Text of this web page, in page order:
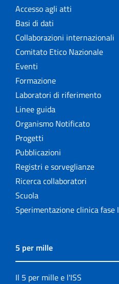
Accesso agli atti
Basi di dati
Collaborazioni internazionali
Comitato Etico Nazionale
Eventi
Formazione
Laboratori di riferimento
Linee guida
Organismo Notificato
Progetti
Pubblicazioni
Registri e sorveglianze
Ricerca collaboratori
Scuola
Sperimentazione clinica fase I
5 per mille
Il 5 per mille e l'ISS